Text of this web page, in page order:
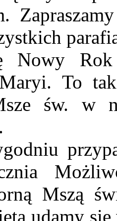
Nowy Rok
To
św. w
Mszą
udamy